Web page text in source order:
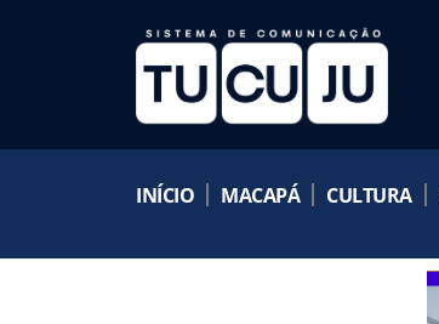
INÍCIO MACAPÁ CULTURA